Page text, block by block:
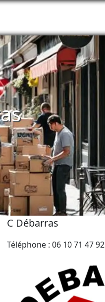
C Débarras
Téléphone : 06 10 71 47 92